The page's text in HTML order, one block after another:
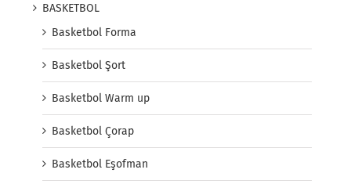
BASKETBOL
Basketbol Forma
Basketbol Şort
Basketbol Warm up
Basketbol Çorap
Basketbol Eşofman